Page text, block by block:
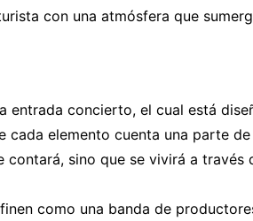
con una atmósfera que
entrada concierto, el cual está
elemento cuenta una parte
contará, sino que se vivirá a través
como una banda de